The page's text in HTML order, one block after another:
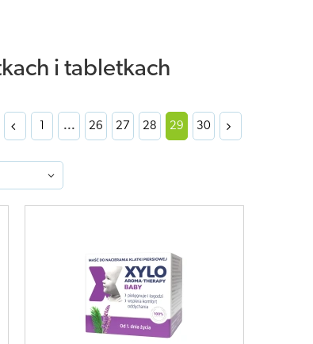
i tabletkach
1 ... 26 27 28 29 30